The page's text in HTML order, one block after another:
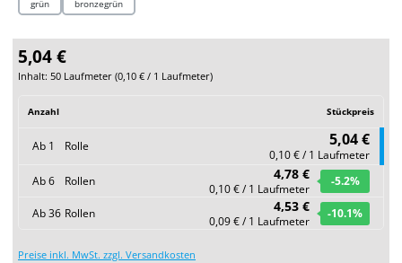
grün bronzegrün
5,04 €
Inhalt: 50 Laufmeter (0,10 € / 1 Laufmeter)
Anzahl Stückpreis
Ab 1 Rolle 5,04 €
0,10 € / 1 Laufmeter
Ab6 Rollen 4,78 €
0,10 € / 1 Laufmeter
-5.2%
Ab36 Rollen 4,53 €
0,09 € / 1 Laufmeter
-10.1%
Preise inkl. MwSt. zzgl. Versandkosten